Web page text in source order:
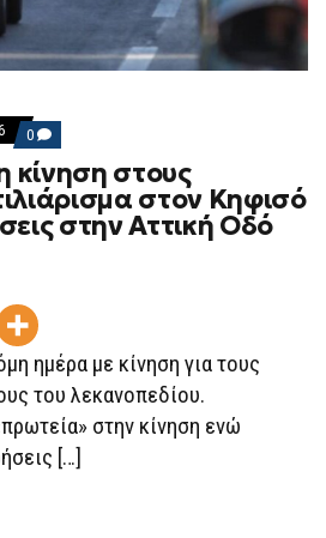
0 COMMENTS
ON
ΣΤΟ
«ΚΌΚΚΙΝΟ»
Η
ΚΊΝΗΣΗ
ΣΤΟΥΣ
ΚΗΦΙΣΌ
ΚΑΙ
ΚΑΘΥΣΤΕΡΉΣΕΙΣ
ΣΤΗΝ
ΑΤΤΙΚΉ
ΟΔΌ
κίνηση στους
στον Κηφισό
στην Αττική Οδό
ημέρα με κίνηση για τους
του λεκανοπεδίου.
στην κίνηση ενώ
[…]